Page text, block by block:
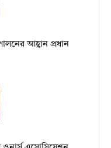
আহ্বান প্রধান